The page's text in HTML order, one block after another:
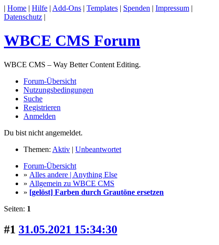
| Home | Hilfe | Add-Ons | Templates | Spenden | Impressum |
Datenschutz |
WBCE CMS Forum
WBCE CMS – Way Better Content Editing.
Forum-Übersicht
Nutzungsbedingungen
Suche
Registrieren
Anmelden
Du bist nicht angemeldet.
Themen: Aktiv | Unbeantwortet
Forum-Übersicht
» Alles andere | Anything Else
» Allgemein zu WBCE CMS
» [gelöst] Farben durch Grautöne ersetzen
Seiten: 1
#1 31.05.2021 15:34:30